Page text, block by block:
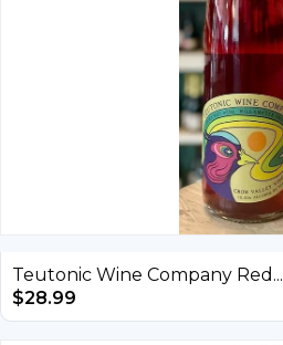
Teutonic Wine Company Red...
$28.99